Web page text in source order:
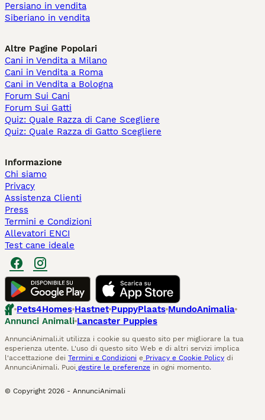
Persiano in vendita
Siberiano in vendita
Altre Pagine Popolari
Cani in Vendita a Milano
Cani in Vendita a Roma
Cani in Vendita a Bologna
Forum Sui Cani
Forum Sui Gatti
Quiz: Quale Razza di Cane Scegliere
Quiz: Quale Razza di Gatto Scegliere
Informazione
Chi siamo
Privacy
Assistenza Clienti
Press
Termini e Condizioni
Allevatori ENCI
Test cane ideale
Pets4Homes Hastnet PuppyPlaats MundoAnimalia
Annunci Animali Lancaster Puppies
AnnunciAnimali.it utilizza i cookie su questo sito per migliorare la tua
esperienza utente. L'uso di questo sito Web e di altri servizi implica
l'accettazione dei Termini e Condizioni e Privacy e Cookie Policy di
AnnunciAnimali. Puoi gestire le preferenze in ogni momento.
© Copyright 2026 - AnnunciAnimali